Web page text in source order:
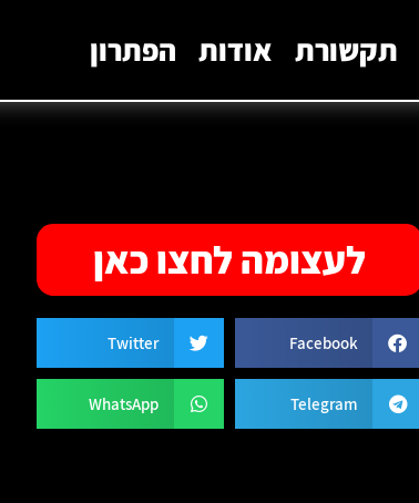
תקשורת אודות הפתרון
לעצומה לחצו כאן
Facebook
Twitter
Telegram
WhatsApp